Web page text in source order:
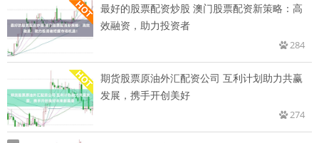
最好的股票配资炒股 澳门股票配资新策略：高
效融资，助力投资者
284
期货股票原油外汇配资公司 互利计划助力共赢
发展，携手开创美好
274